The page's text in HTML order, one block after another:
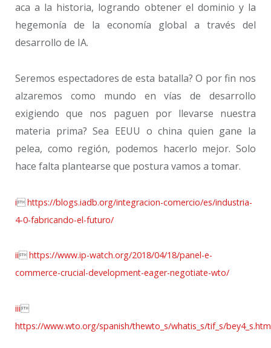
aca a la historia, logrando obtener el dominio y la
hegemonía de la economía global a través del
desarrollo de IA.
Seremos espectadores de esta batalla? O por fin nos
alzaremos como mundo en vías de desarrollo
exigiendo que nos paguen por llevarse nuestra
materia prima? Sea EEUU o china quien gane la
pelea, como región, podemos hacerlo mejor. Solo
hace falta plantearse que postura vamos a tomar.
ihttps://blogs.iadb.org/integracion-comercio/es/industria-
4-0-fabricando-el-futuro/
iihttps://www.ip-watch.org/2018/04/18/panel-e-
commerce-crucial-development-eager-negotiate-wto/
iii
https://www.wto.org/spanish/thewto_s/whatis_s/tif_s/bey4_s.htm